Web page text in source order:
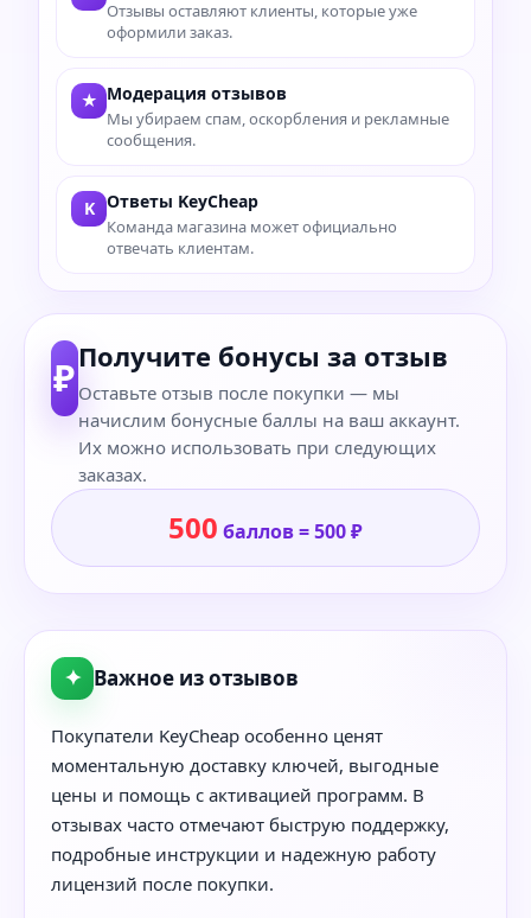
Отзывы оставляют клиенты, которые уже
оформили заказ.
★ Модерация отзывов
Мы убираем спам, оскорбления и рекламные
сообщения.
K Ответы KeyCheap
Команда магазина может официально
отвечать клиентам.
₽Получите бонусы за отзыв
Оставьте отзыв после покупки — мы
начислим бонусные баллы на ваш аккаунт.
Их можно использовать при следующих
заказах.
500 баллов = 500 ₽
✦ Важное из отзывов
Покупатели KeyCheap особенно ценят
моментальную доставку ключей, выгодные
цены и помощь с активацией программ. В
отзывах часто отмечают быструю поддержку,
подробные инструкции и надежную работу
лицензий после покупки.